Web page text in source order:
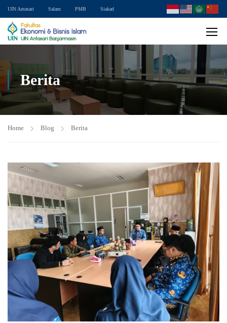
UIN Antasari Salam PMB Siakad
Berita
Home Blog Berita